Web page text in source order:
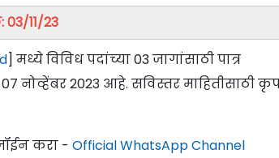
03/11/23
] मध्ये विविध पदांच्या 03 जागांसाठी पात्र
2023 आहे. सविस्तर माहितीसाठी
करा - Official WhatsApp Channel